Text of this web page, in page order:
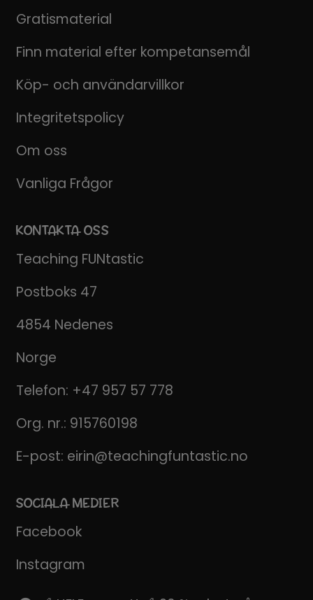
Gratismaterial
Finn material efter kompetansemål
Köp- och användarvillkor
Integritetspolicy
Om oss
Vanliga Frågor
KONTAKTA OSS
Teaching FUNtastic
Postboks 47
4854 Nedenes
Norge
Telefon: +47 957 57 778
Org. nr.: 915760198
E-post: eirin@teachingfuntastic.no
SOCIALA MEDIER
Facebook
Instagram